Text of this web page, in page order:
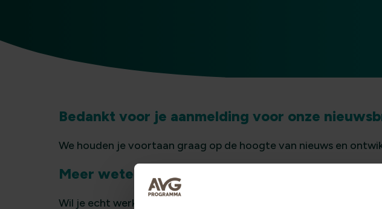
Bedankt voor je aanmelding voor onze
We houden je voortaan graag op de hoogte van nieuws en
Meer weten?
Wil je echt werk maken van de AVG? Wij helpen je graag te